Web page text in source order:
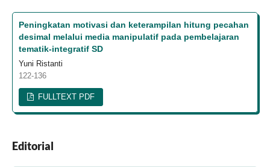
Peningkatan motivasi dan keterampilan hitung pecahan
desimal melalui media manipulatif pada pembelajaran
tematik-integratif SD
Yuni Ristanti
122-136
FULLTEXT PDF
Editorial